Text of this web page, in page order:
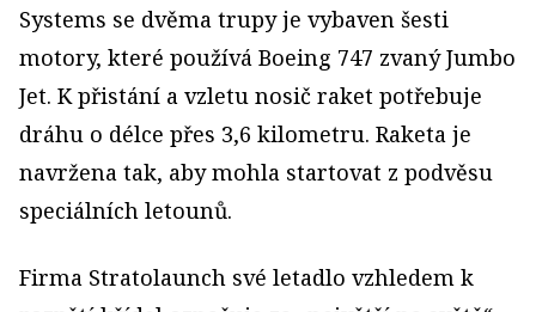
Systems se dvěma trupy je vybaven šesti
motory, které používá Boeing 747 zvaný Jumbo
Jet. K přistání a vzletu nosič raket potřebuje
dráhu o délce přes 3,6 kilometru. Raketa je
navržena tak, aby mohla startovat z podvěsu
speciálních letounů.
Firma Stratolaunch své letadlo vzhledem k